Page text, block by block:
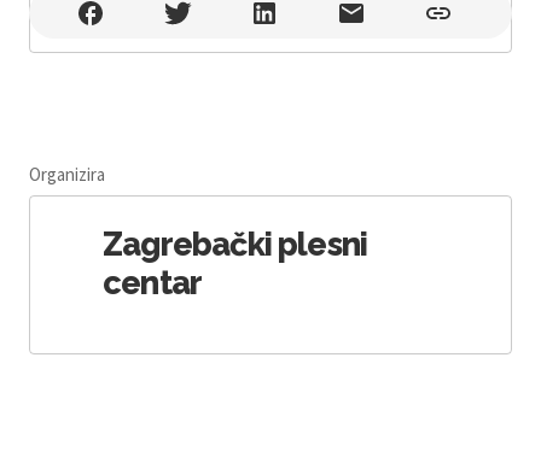
ZPC- Crni studio , Zagreb
Organizira
Zagrebački plesni
centar